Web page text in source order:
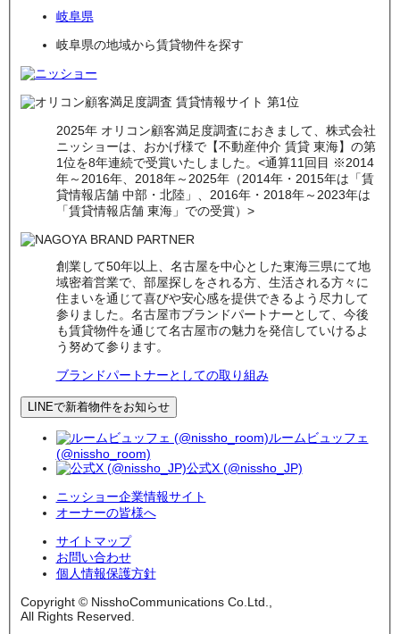
岐阜県
岐阜県の地域から賃貸物件を探す
2025年 オリコン顧客満足度調査におきまして、株式会社
ニッショーは、おかげ様で【不動産仲介 賃貸 東海】の第
1位を8年連続で受賞いたしました。<通算11回目 ※2014
年～2016年、2018年～2025年（2014年・2015年は「賃
貸情報店舗 中部・北陸」、2016年・2018年～2023年は
「賃貸情報店舗 東海」での受賞）>
創業して50年以上、名古屋を中心とした東海三県にて地
域密着営業で、部屋探しをされる方、生活される方々に
住まいを通じて喜びや安心感を提供できるよう尽力して
参りました。名古屋市ブランドパートナーとして、今後
も賃貸物件を通じて名古屋市の魅力を発信していけるよ
う努めて参ります。
ブランドパートナーとしての取り組み
LINEで新着物件をお知らせ
ルームビュッフェ
(@nissho_room)
公式X (@nissho_JP)
ニッショー企業情報サイト
オーナーの皆様へ
サイトマップ
お問い合わせ
個人情報保護方針
Copyright © NisshoCommunications Co.Ltd.,
All Rights Reserved.